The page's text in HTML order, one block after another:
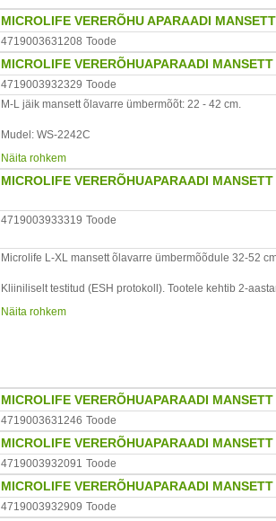
MICROLIFE VERERÕHU APARAADI
4719003631208 Toode
MICROLIFE VERERÕHUAPARAADI
4719003932329 Toode
M-L jäik mansett õlavarre ümbermõõt: 22 - 42 cm.
Mudel: WS-2242C
Mõõdud: 670 x 150 mm
Garantii: 2 aastat
Tootjariik:?veits
Maaletooja: Allium UPI OÜ, Laagri Ärimaja, Vae 16,
Näita rohkem
MICROLIFE VERERÕHUAPARAADI
4719003933319 Toode
Microlife L-XL mansett õlavarre ümbermõõdule 32-52
Kliiniliselt testitud (ESH protokoll). Tootele kehtib 2-
Mudeli number: WS-3252. Suurus: 700x170 mm. Kaal:
Maaletooja: Allium UPI OÜ, Laagri Ärimaja, Vae 16,
Näita rohkem
MICROLIFE VERERÕHUAPARAADI
4719003631246 Toode
MICROLIFE VERERÕHUAPARAADI
4719003932091 Toode
MICROLIFE VERERÕHUAPARAADI
4719003932909 Toode